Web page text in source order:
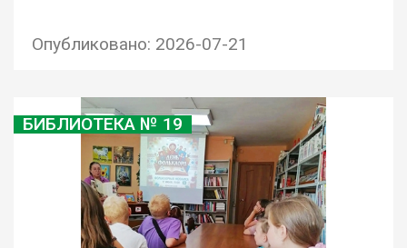
Опубликовано: 2026-07-21
БИБЛИОТЕКА № 19